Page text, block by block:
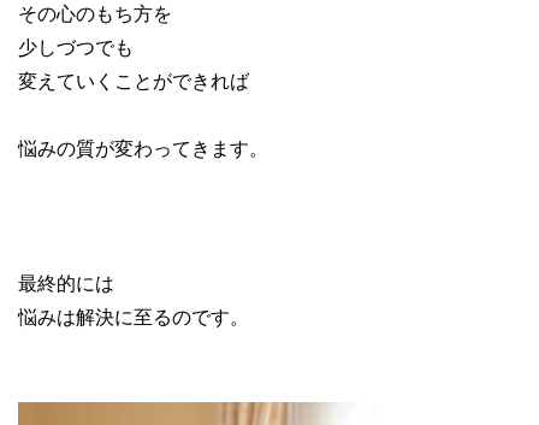
その心のもち方を
少しづつでも
変えていくことができれば
悩みの質が変わってきます。
最終的には
悩みは解決に至るのです。